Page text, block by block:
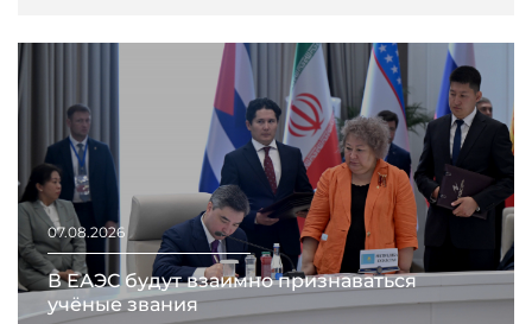
07.08.2026
В ЕАЭС будут взаимно признаваться
учёные звания